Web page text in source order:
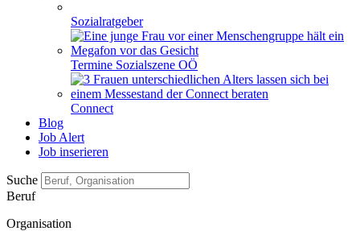
Sozialratgeber
Termine Sozialszene OÖ
Connect
Blog
Job Alert
Job inserieren
Suche
Beruf
Organisation